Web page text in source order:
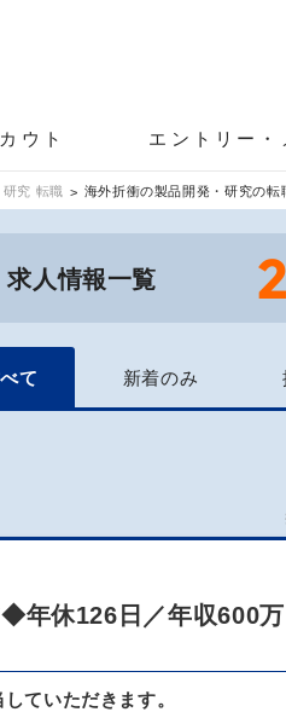
ウト エントリー・
究 転職 海外折衝の製品開発・研究の転
人情報一覧
て 新着のみ
年休126日／年収600万
ていただきます。